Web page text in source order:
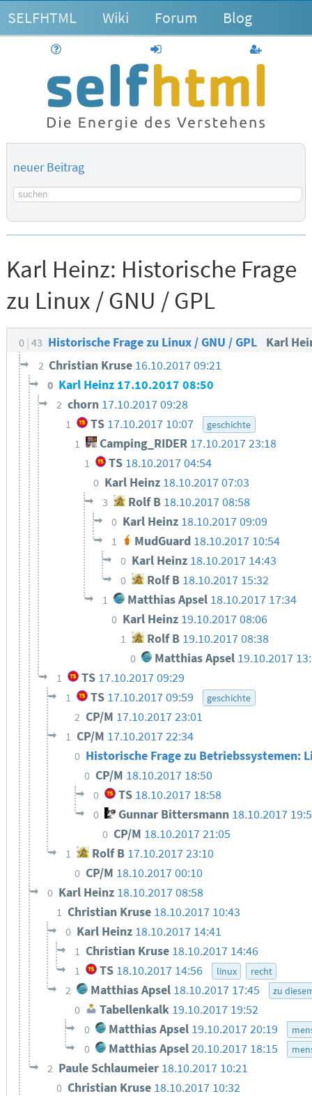
SELFHTML Wiki Forum Blog
anmelden
neuer Beitrag
Suchbegriff
Karl Heinz: Historische Frage
zu Linux / GNU / GPL
0 43 Historische Frage zu Linux / GNU / GPL Karl
2 Christian Kruse 16.10.2017 09:21
0 Karl Heinz 17.10.2017 08:50
2 chorn 17.10.2017 09:28
1 TS 17.10.2017 10:07 geschichte
1 Camping_RIDER 17.10.2017 23:18
1 TS 18.10.2017 04:54
0 Karl Heinz 18.10.2017 07:03
3 Rolf B 18.10.2017 08:58
0 Karl Heinz 18.10.2017 09:09
1 MudGuard 18.10.2017 10:54
0 Karl Heinz 18.10.2017 14:43
0 Rolf B 18.10.2017 15:32
1 Matthias Apsel 18.10.2017 17:34
0 Karl Heinz 19.10.2017 08:06
1 Rolf B 19.10.2017 08:38
0 Matthias Apsel 19.10.2017
1 TS 17.10.2017 09:29
1 TS 17.10.2017 09:59 geschichte
2 CP/M 17.10.2017 23:01
1 CP/M 17.10.2017 22:34
0 Historische Frage zu
0 CP/M 18.10.2017 18:50
0 TS 18.10.2017 18:58
0 Gunnar Bittersmann 18.10.2017
0 CP/M 18.10.2017 21:05
1 Rolf B 17.10.2017 23:10
0 CP/M 18.10.2017 00:10
0 Karl Heinz 18.10.2017 08:58
1 Christian Kruse 18.10.2017 10:43
0 Karl Heinz 18.10.2017 14:41
1 Christian Kruse 18.10.2017 14:46
1 TS 18.10.2017 14:56 linux recht
2 Matthias Apsel 18.10.2017 17:45 zu
0 Tabellenkalk 19.10.2017 19:52
0 Matthias Apsel 19.10.2017 20:19
0 Matthias Apsel20.10.2017 18:15
2 Paule Schlaumeier 18.10.2017 10:21
0 Christian Kruse 18.10.2017 10:32